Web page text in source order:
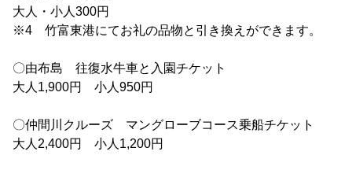
大人・小人300円
※4 竹富東港にてお礼の品物と引き換えができます。
〇由布島 往復水牛車と入園チケット
大人1,900円 小人950円
〇仲間川クルーズ マングローブコース乗船チケット
大人2,400円 小人1,200円